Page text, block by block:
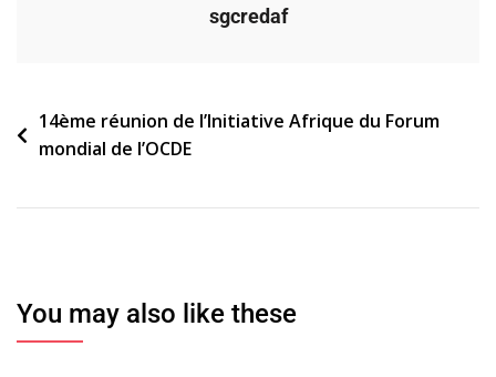
sgcredaf
Navigation
de
14ème réunion de l’Initiative Afrique du Forum
mondial de l’OCDE
You may also like these